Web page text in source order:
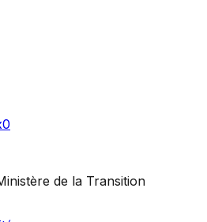
0
de la Transition